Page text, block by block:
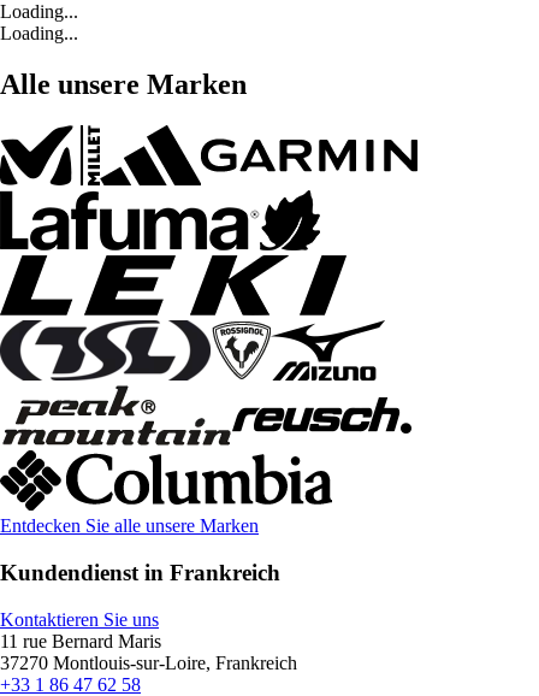
Loading...
Loading...
Alle unsere Marken
Entdecken Sie alle unsere Marken
Kundendienst in Frankreich
Kontaktieren Sie uns
11 rue Bernard Maris
37270 Montlouis-sur-Loire, Frankreich
+33 1 86 47 62 58